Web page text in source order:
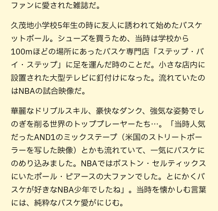
ファンに愛された雑誌だ。
久茂地小学校5年生の時に友人に誘われて始めたバスケ
ットボール。シューズを買うため、当時は学校から
100mほどの場所にあったバスケ専門店「ステップ・バ
イ・ステップ」に足を運んだ時のことだ。小さな店内に
設置された大型テレビに釘付けになった。流れていたの
はNBAの試合映像だ。
華麗なドリブルスキル、豪快なダンク、強気な姿勢でし
のぎを削る世界のトッププレーヤーたち…。「当時人気
だったAND1のミックステープ（米国のストリートボー
ラーを写した映像）とかも流れていて、一気にバスケに
のめり込みました。NBAではボストン・セルティックス
にいたポール・ピアースの大ファンでした。とにかくバ
スケが好きなNBA少年でしたね」。当時を懐かしむ言葉
には、純粋なバスケ愛がにじむ。